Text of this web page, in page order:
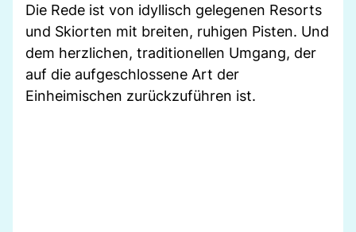
Die Rede ist von idyllisch gelegenen Resorts
und Skiorten mit breiten, ruhigen Pisten. Und
dem herzlichen, traditionellen Umgang, der
auf die aufgeschlossene Art der
Einheimischen zurückzuführen ist.